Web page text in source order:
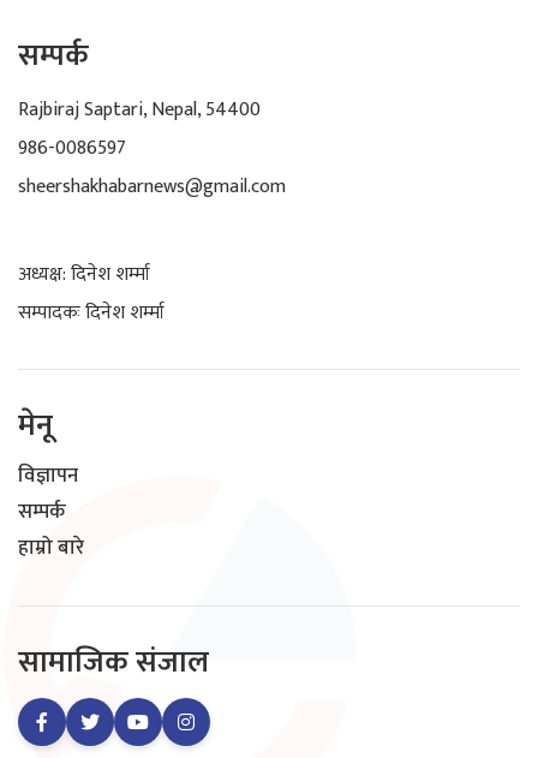
सम्पर्क
Rajbiraj Saptari, Nepal, 54400
986-0086597
sheershakhabarnews@gmail.com
अध्यक्ष: दिनेश शर्म्मा
सम्पादकः दिनेश शर्म्मा
मेनू
विज्ञापन
सम्पर्क
हाम्रो बारे
सामाजिक संजाल